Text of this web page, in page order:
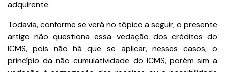
adquirente.
Todavia, conforme se verá no tópico a seguir, o presente
artigo não questiona essa vedação dos créditos do
ICMS, pois não há que se aplicar, nesses casos, o
princípio da não cumulatividade do ICMS, porém sim a